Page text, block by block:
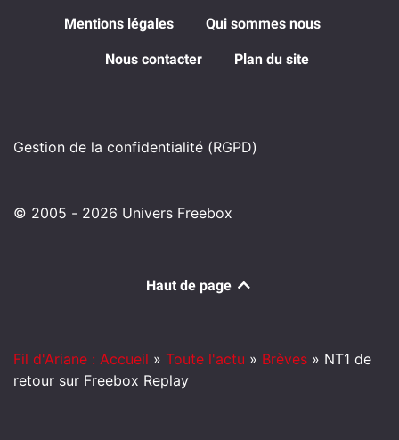
Mentions légales Qui sommes nous
Nous contacter Plan du site
Gestion de la confidentialité (RGPD)
© 2005 - 2026 Univers Freebox
Haut de page
Fil d'Ariane : Accueil » Toute l'actu » Brèves » NT1 de
retour sur Freebox Replay